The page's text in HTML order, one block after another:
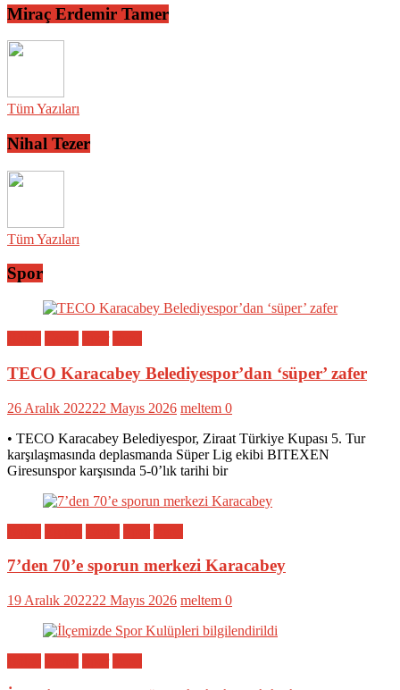
Miraç Erdemir Tamer
Tüm Yazıları
Nihal Tezer
Tüm Yazıları
Spor
TECO Karacabey Belediyespor’dan ‘süper’ zafer
26 Aralık 202222 Mayıs 2026 meltem 0
• TECO Karacabey Belediyespor, Ziraat Türkiye Kupası 5. Tur
karşılaşmasında deplasmanda Süper Lig ekibi BITEXEN
Giresunspor karşısında 5-0’lık tarihi bir
7’den 70’e sporun merkezi Karacabey
19 Aralık 202222 Mayıs 2026 meltem 0